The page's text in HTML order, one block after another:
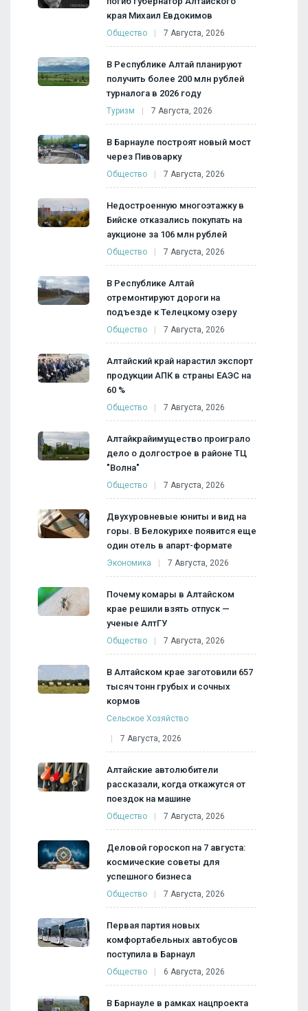
края Михаил Евдокимов
Общество 7 Августа, 2026
В Республике Алтай планируют
получить более 200 млн рублей
турналога в 2026 году
Туризм 7 Августа, 2026
В Барнауле построят новый мост
через Пивоварку
Общество 7 Августа, 2026
Недостроенную многоэтажку в
Бийске отказались покупать на
аукционе за 106 млн рублей
Общество 7 Августа, 2026
В Республике Алтай
отремонтируют дороги на
подъезде к Телецкому озеру
Общество 7 Августа, 2026
Алтайский край нарастил экспорт
продукции АПК в страны ЕАЭС на
60 %
Общество 7 Августа, 2026
Алтайкрайимущество проиграло
дело о долгострое в районе ТЦ
"Волна"
Общество 7 Августа, 2026
Двухуровневые юниты и вид на
горы. В Белокурихе появится еще
один отель в апарт-формате
Экономика 7 Августа, 2026
Почему комары в Алтайском
крае решили взять отпуск —
ученые АлтГУ
Общество 7 Августа, 2026
В Алтайском крае заготовили 657
тысяч тонн грубых и сочных
кормов
Сельское Хозяйство
7 Августа, 2026
Алтайские автолюбители
рассказали, когда откажутся от
поездок на машине
Общество 7 Августа, 2026
Деловой гороскоп на 7 августа:
космические советы для
успешного бизнеса
Общество 7 Августа, 2026
Первая партия новых
комфортабельных автобусов
поступила в Барнаул
Общество 6 Августа, 2026
В Барнауле в рамках нацпроекта